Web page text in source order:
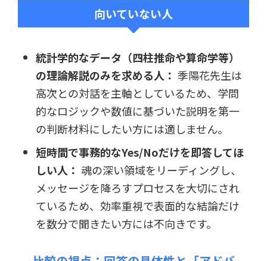
向いていない人
統計学的なデータ（四柱推命や算命学等）
の理論解説のみを求める人： 季陽花先生は
高次との対話を主軸としているため、学問
的なロジックや数値に基づいた説明を第一
の判断材料にしたい方には適しません。
短時間で事務的なYes/Noだけを即答してほ
しい人： 魂の深い領域をリーディングし、
メッセージを降ろすプロセスを大切にされ
ているため、効率重視で表面的な結論だけ
を数分で聞きたい方には不向きです。